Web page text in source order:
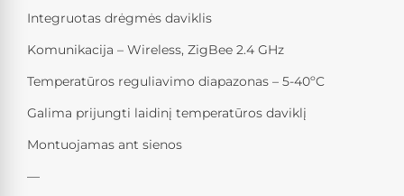
Integruotas drėgmės daviklis
Komunikacija – Wireless, ZigBee 2.4 GHz
Temperatūros reguliavimo diapazonas – 5-40ºC
Galima prijungti laidinį temperatūros daviklį
Montuojamas ant sienos
—